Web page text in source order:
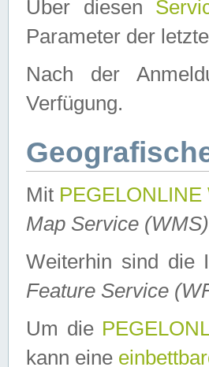
Über diesen
Parameter der
Nach der
Verfügung.
Mit PEGELONLINE
Map Service (WMS)
Weiterhin sind die
Feature Service
Um die
kann eine